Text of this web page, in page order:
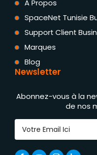
A Propos
SpaceNet Tunisie
Support Client
Marques
Blog
Newsletter
Abonnez-vous à la
de nos